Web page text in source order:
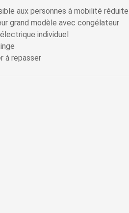
aux personnes à mobilité réduite
grand modèle avec congélateur
individuel
à repasser